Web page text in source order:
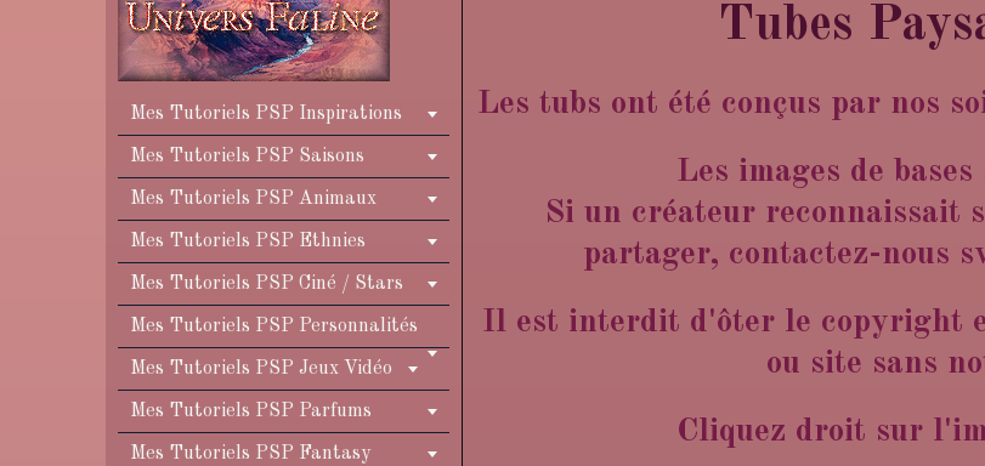
Tubes
Les tubs ont été conçus par nos
Les images de
Si un créateur reconnaissait
partager, contactez-nous
Il est interdit d'ôter le copyright
ou site sans
Cliquez droit sur
Mes Tutoriels PSP Inspirations
Mes Tutoriels PSP Saisons
Mes Tutoriels PSP Animaux
Mes Tutoriels PSP Ethnies
Mes Tutoriels PSP Ciné / Stars
Mes Tutoriels PSP Personnalités
Mes Tutoriels PSP Jeux Vidéo
Mes Tutoriels PSP Parfums
Mes Tutoriels PSP Fantasy